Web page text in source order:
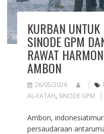
KURBAN
SINODE GPM
RAWAT
AMBON
26/05/2026
AL-FATAH, SINODE GPM
Ambon,
persaudaraan